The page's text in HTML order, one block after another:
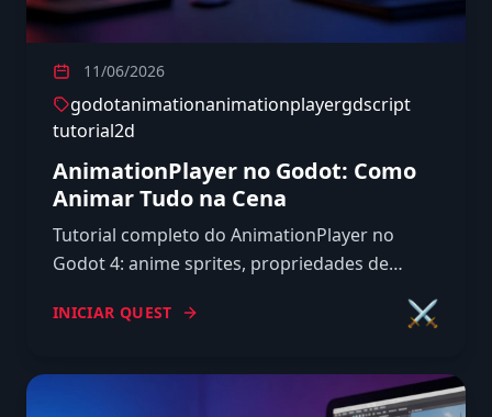
11/06/2026
godotanimationanimationplayergdscript
tutorial2d
AnimationPlayer no Godot: Como
Animar Tudo na Cena
Tutorial completo do AnimationPlayer no
Godot 4: anime sprites, propriedades de
Method tracks na prática.
INICIAR QUEST ⚔️